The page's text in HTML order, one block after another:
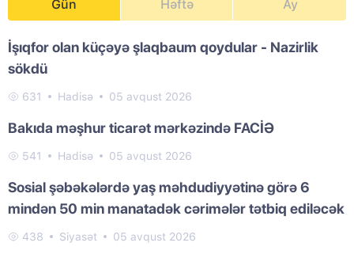
Gün Həftə Ay
İşıqfor olan küçəyə şlaqbaum qoydular - Nazirlik
sökdü
631 Hadisə 05 avqust 2026
Bakıda məşhur ticarət mərkəzində FACİƏ
541 Hadisə 05 avqust 2026
Sosial şəbəkələrdə yaş məhdudiyyətinə görə 6
mindən 50 min manatadək cərimələr tətbiq ediləcək
438 Siyasət 05 avqust 2026